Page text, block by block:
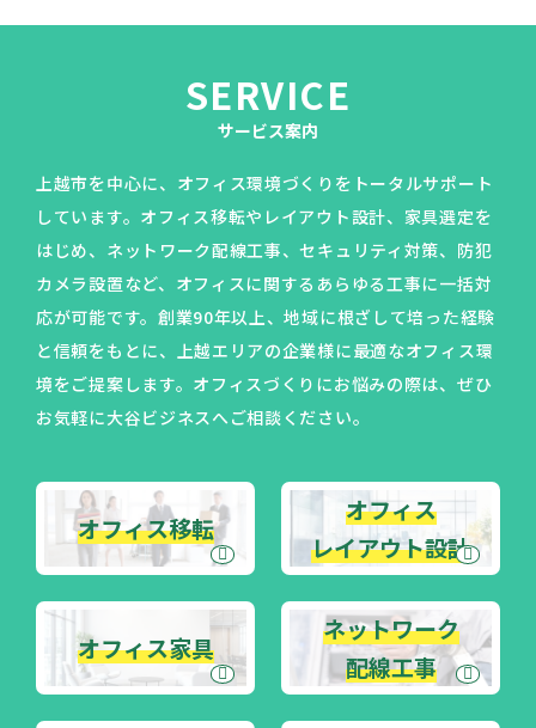
SERVICE
サービス案内
上越市を中心に、オフィス環境づくりをトータルサポート
しています。オフィス移転やレイアウト設計、家具選定を
はじめ、ネットワーク配線工事、セキュリティ対策、防犯
カメラ設置など、オフィスに関するあらゆる工事に一括対
応が可能です。創業90年以上、地域に根ざして培った経験
と信頼をもとに、上越エリアの企業様に最適なオフィス環
境をご提案します。オフィスづくりにお悩みの際は、ぜひ
お気軽に大谷ビジネスへご相談ください。
オフィス移転
オフィス
レイアウト設計
オフィス家具
ネットワーク
配線工事
TOP
サービス案内
オフィス移転
オフィス レイアウト設計
オフィス家具
ネットワーク配線工事
ネットワークセキュリティ
防犯カメラ工事